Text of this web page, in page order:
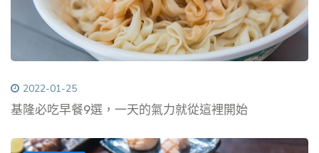
2022-01-25
基隆必吃早餐9選，一天的氣力就從這裡開始